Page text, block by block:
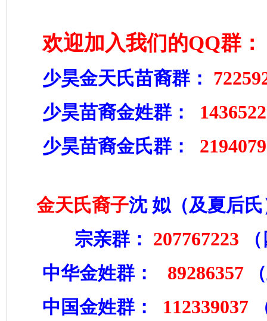
欢迎加入我们的QQ群：
少昊金天氏苗裔群：
少昊苗裔金姓群：
少昊苗裔金氏群：
金天氏裔子沈 姒（及夏后氏
宗亲群：
207767223
中华金姓群：
89286357
中国金姓群：
112339037